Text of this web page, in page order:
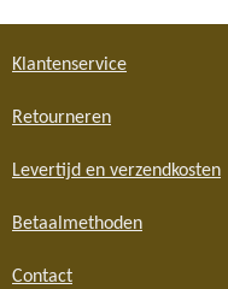
Klantenservice
Retourneren
Levertijd en verzendkosten
Betaalmethoden
Contact